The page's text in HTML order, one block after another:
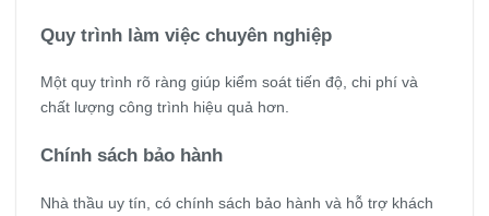
Quy trình làm việc chuyên nghiệp
Một quy trình rõ ràng giúp kiểm soát tiến độ, chi phí và
chất lượng công trình hiệu quả hơn.
Chính sách bảo hành
Nhà thầu uy tín, có chính sách bảo hành và hỗ trợ khách